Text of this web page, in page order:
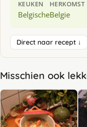
KEUKEN
Belgische
HERKOMST
Belgie
Direct naar recept ↓
Misschien ook